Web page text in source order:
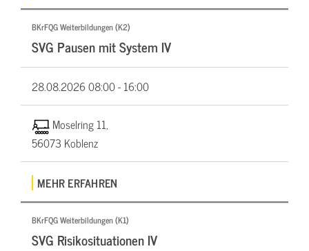
BKrFQG Weiterbildungen (K2)
SVG Pausen mit System IV
28.08.202608:00 - 16:00
Moselring 11,
56073 Koblenz
MEHR ERFAHREN
BKrFQG Weiterbildungen (K1)
SVG Risikosituationen IV